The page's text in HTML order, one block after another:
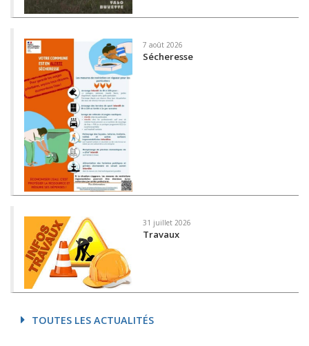
7 août 2026
Sécheresse
31 juillet 2026
Travaux
TOUTES LES ACTUALITÉS